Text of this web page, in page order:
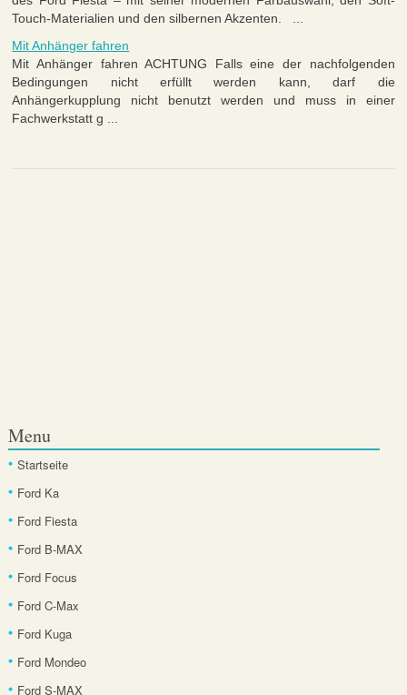
Touch-Materialien und den silbernen Akzenten. ...
Mit Anhänger fahren
Mit Anhänger fahren ACHTUNG Falls eine der nachfolgenden
Bedingungen nicht erfüllt werden kann, darf die
Anhängerkupplung nicht benutzt werden und muss in einer
Fachwerkstatt g ...
Menu
Startseite
Ford Ka
Ford Fiesta
Ford B-MAX
Ford Focus
Ford C-Max
Ford Kuga
Ford Mondeo
Ford S-MAX